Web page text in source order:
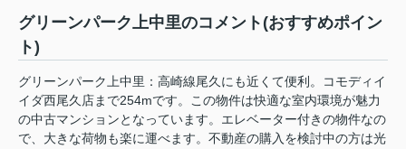
グリーンパーク上中里のコメント(おすすめポイン
ト)
グリーンパーク上中里：高崎線尾久にも近くて便利。コモディイ
イダ西尾久店まで254mです。この物件は快適な室内環境が魅力
の中古マンションとなっています。エレベーター付きの物件なの
で、大きな荷物も楽に運べます。不動産の購入を検討中の方は光